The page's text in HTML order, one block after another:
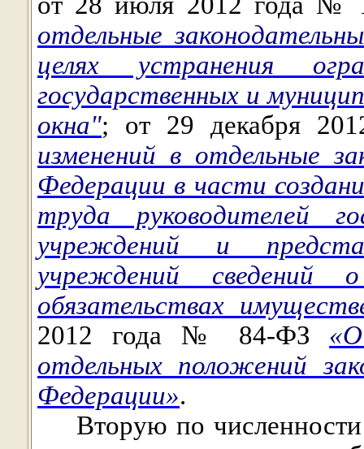
отдельные
целях устранения
государственных и
окна"; от 29 декабря
изменений в отдельные
Федерации в части
труда руководителей
учреждений и
учреждений
обязательствах
2012 года № 84-ФЗ
отдельных положений
Федерации».
Вторую по